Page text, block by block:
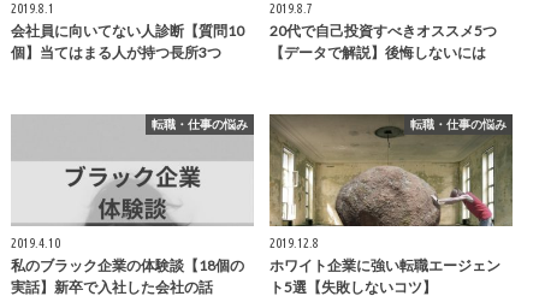
2019.8.1
会社員に向いてない人診断【質問10
個】当てはまる人が持つ長所3つ
2019.8.7
20代で自己投資すべきオススメ5つ
【データで解説】後悔しないには
転職・仕事の悩み
2019.4.10
私のブラック企業の体験談【18個の
実話】新卒で入社した会社の話
転職・仕事の悩み
2019.12.8
ホワイト企業に強い転職エージェン
ト5選【失敗しないコツ】